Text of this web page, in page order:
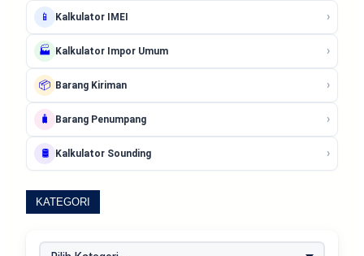
📱 Kalkulator IMEI ›
🏭 Kalkulator Impor Umum ›
📦 Barang Kiriman ›
🧳 Barang Penumpang ›
🛢️ Kalkulator Sounding ›
KATEGORI